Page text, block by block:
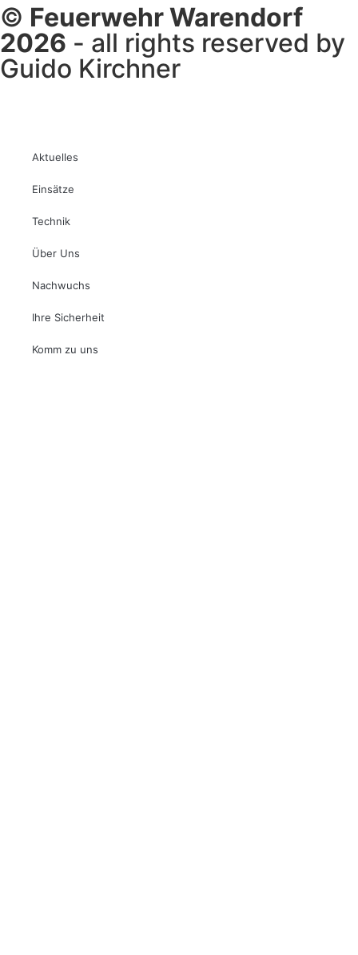
© Feuerwehr Warendorf
2026 - all rights reserved by
Guido Kirchner
Aktuelles
Einsätze
Technik
Über Uns
Nachwuchs
Ihre Sicherheit
Komm zu uns